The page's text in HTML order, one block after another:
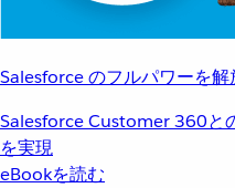
Salesforce のフルパワーを
Salesforce Customer 360と
を実現
eBookを読む